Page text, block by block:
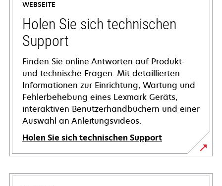
WEBSEITE
Holen Sie sich technischen
Support
Finden Sie online Antworten auf Produkt-
und technische Fragen. Mit detaillierten
Informationen zur Einrichtung, Wartung und
Fehlerbehebung eines Lexmark Geräts,
interaktiven Benutzerhandbüchern und einer
Auswahl an Anleitungsvideos.
Holen Sie sich technischen Support
wird
in